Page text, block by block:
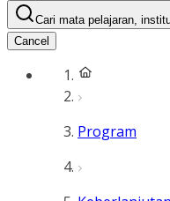
Cari mata pelajaran,
Cancel
Program